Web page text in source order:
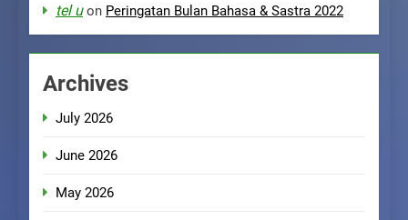
tel uon Peringatan Bulan Bahasa & Sastra 2022
Archives
July 2026
June 2026
May 2026